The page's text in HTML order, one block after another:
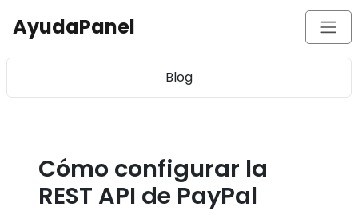
AyudaPanel
Blog
Cómo configurar la
REST API de PayPal